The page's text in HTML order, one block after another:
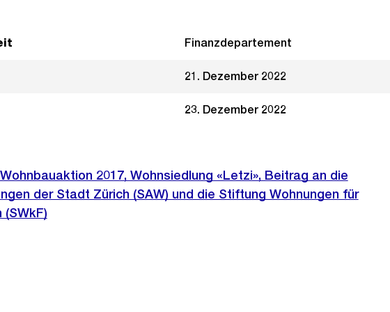
Finanzdepartement
21. Dezember 2022
23. Dezember 2022
2017, Wohnsiedlung «Letzi», Beitrag an die
der Stadt Zürich (SAW) und die Stiftung Wohnungen für